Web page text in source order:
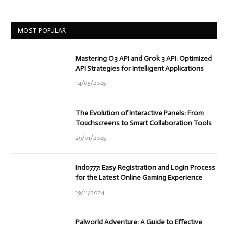
MOST POPULAR
Mastering O3 API and Grok 3 API: Optimized
API Strategies for Intelligent Applications
14/05/2025
The Evolution of Interactive Panels: From
Touchscreens to Smart Collaboration Tools
29/01/2025
Indo777: Easy Registration and Login Process
for the Latest Online Gaming Experience
19/11/2024
Palworld Adventure: A Guide to Effective